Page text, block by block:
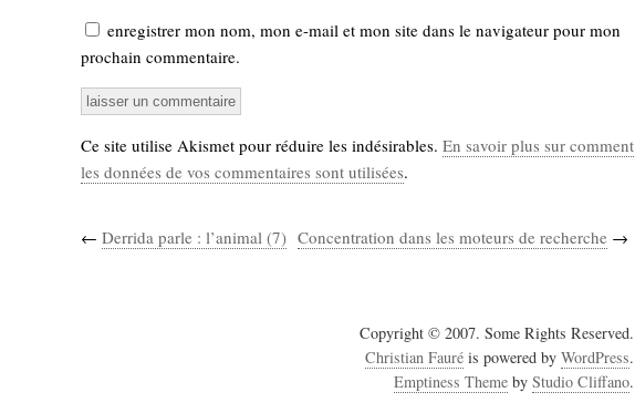
enregistrer mon nom, mon e-mail et mon site dans le navigateur pour mon
prochain commentaire.
Ce site utilise Akismet pour réduire les indésirables. En savoir plus sur comment
les données de vos commentaires sont utilisées.
← Derrida parle : l’animal (7) Concentration dans les moteurs de recherche →
Copyright © 2007. Some Rights Reserved.
Christian Fauré is powered by WordPress.
Emptiness Theme by Studio Cliffano.